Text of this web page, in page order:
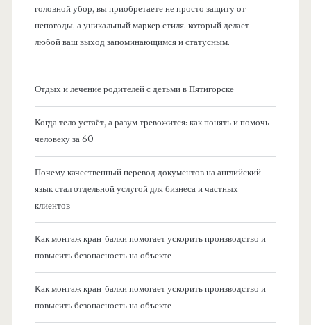
головной убор, вы приобретаете не просто защиту от
непогоды, а уникальный маркер стиля, который делает
любой ваш выход запоминающимся и статусным.
Отдых и лечение родителей с детьми в Пятигорске
Когда тело устаёт, а разум тревожится: как понять и помочь
человеку за 60
Почему качественный перевод документов на английский
язык стал отдельной услугой для бизнеса и частных
клиентов
Как монтаж кран-балки помогает ускорить производство и
повысить безопасность на объекте
Как монтаж кран-балки помогает ускорить производство и
повысить безопасность на объекте